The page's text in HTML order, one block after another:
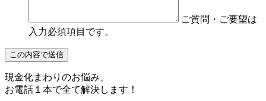
ご質問・ご要望は
入力必須項目です。
この内容で送信
現金化まわりのお悩み、
お電話１本で全て解決します！